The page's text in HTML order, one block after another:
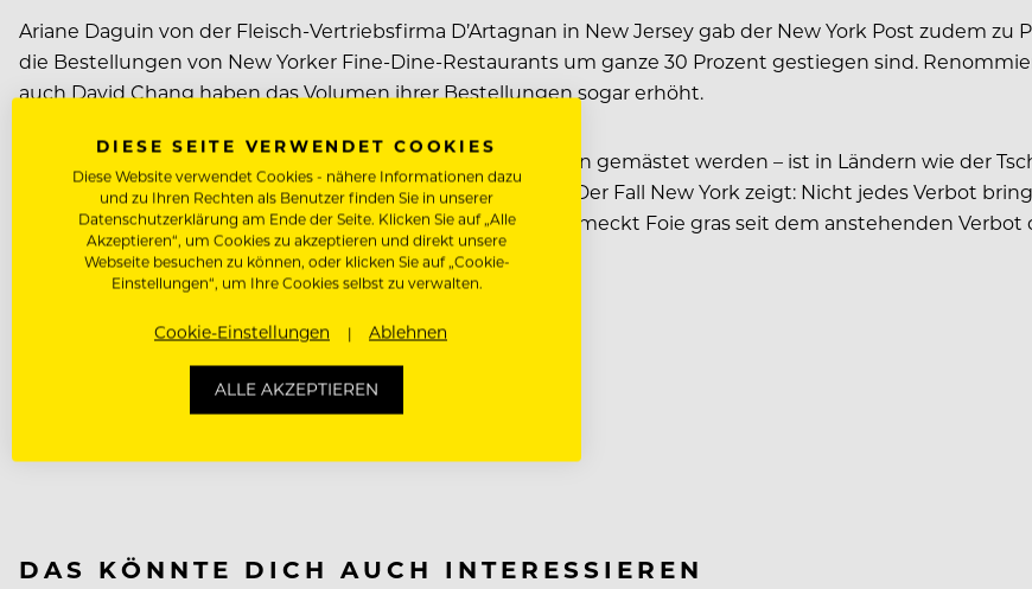
Ariane Daguin von der Fleisch-Vertriebsfirma D’Artagnan in New Jersey gab der New York Post zudem
die Bestellungen von New Yorker Fine-Dine-Restaurants um ganze 30 Prozent gestiegen sind.
auch David Chang haben das Volumen ihrer Bestellungen sogar erhöht.
Foie gras – wofür Gänse bekanntlich mit brutalen Methoden gemästet werden – ist in Ländern wie der
Norwegen, Polen, der Türkei oder auch England verboten. Der Fall New York zeigt: Nicht jedes Verbot
verboten ist, gewinnt an Reiz – und wer weiß, vielleicht schmeckt Foie gras seit dem anstehenden
NÄCHSTER ARTIKEL
DAS KÖNNTE DICH AUCH INTERESSIEREN
DIESE SEITE VERWENDET COOKIES
Diese Website verwendet Cookies - nähere Informationen dazu
und zu Ihren Rechten als Benutzer finden Sie in unserer
Datenschutzerklärung am Ende der Seite. Klicken Sie auf „Alle
Akzeptieren“, um Cookies zu akzeptieren und direkt unsere
Webseite besuchen zu können, oder klicken Sie auf „Cookie-
Einstellungen“, um Ihre Cookies selbst zu verwalten.
Cookie-Einstellungen Ablehnen
ALLE AKZEPTIEREN